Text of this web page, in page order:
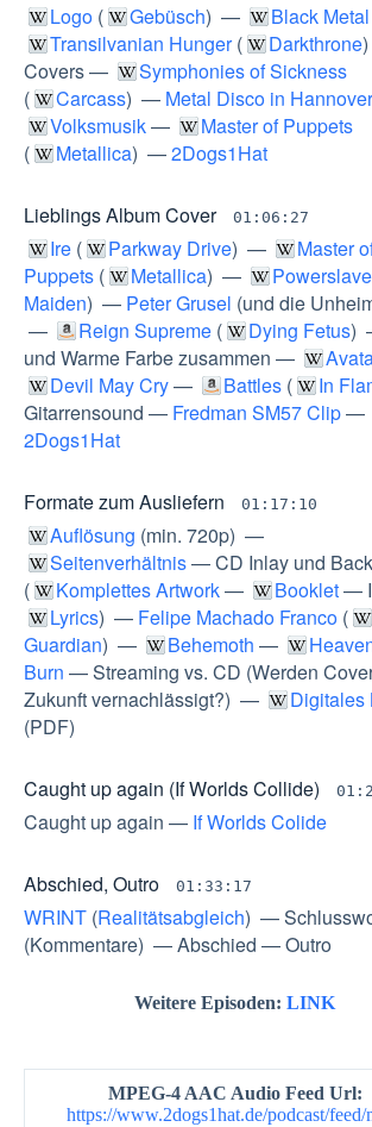
Logo ( Gebüsch) — Black Metal
Transilvanian Hunger( Darkthrone
Covers—
Symphonies of Sickness
(
Carcass) — Metal Disco in Hannover
Volksmusik—
Master of Puppets
(
Metallica) —2Dogs1Hat
Lieblings Album Cover 01:06:27
Ire ( Parkway Drive) —
Master
Puppets ( Metallica) — Powerslave
Maiden) — Peter Grusel (und die
—
Reign Supreme ( Dying Fetus)
und Warme Farbe zusammen —
Devil May Cry— Battles ( In
Gitarrensound — Fredman SM57 Clip—
2Dogs1Hat
Formate zum Ausliefern 01:17:10
Auflösung (min. 720p) —
Seitenverhältnis—CD Inlay und Back
(
Komplettes Artwork— Booklet—
Lyrics) — Felipe Machado Franco (
Guardian) — Behemoth —
Burn —Streaming vs. CD (Werden
Zukunft vernachlässigt?) —
Digitales
(PDF)
Caught up again (If Worlds Collide)
Caught up again — If Worlds Colide
Abschied, Outro 01:33:17
WRINT (Realitätsabgleich) —
(Kommentare) —Abschied —Outro
Weitere Episoden: LINK
MPEG-4 AAC Audio Feed Url:
https://www.2dogs1hat.de/podcast/feed/